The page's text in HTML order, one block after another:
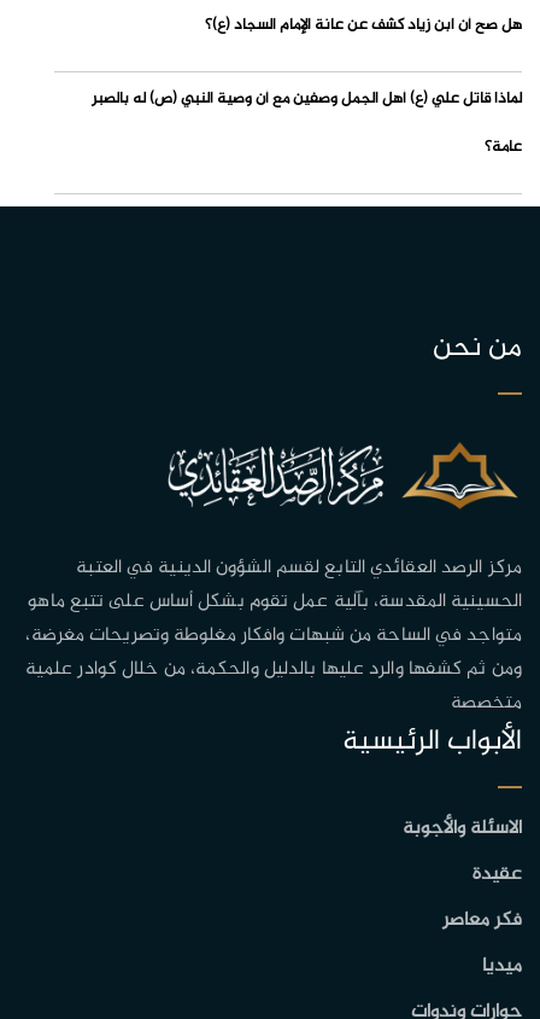
هل صح أن ابن زياد كشف عن عانة الإمام السجاد (ع)؟
لماذا قاتل علي (ع) أهل الجمل وصفين مع أن وصية النبي (ص) له بالصبر
عامة؟
من نحن
مركز الرصد العقائدي التابع لقسم الشؤون الدينية في العتبة
الحسينية المقدسة، بآلية عمل تقوم بشكل أساس على تتبع ماهو
متواجد في الساحة من شبهات وافكار مغلوطة وتصريحات مغرضة،
ومن ثم كشفها والرد عليها بالدليل والحكمة، من خلال كوادر علمية
متخصصة
الأبواب الرئيسية
الاسئلة والأجوبة
عقيدة
فكر معاصر
ميديا
حوارات وندوات